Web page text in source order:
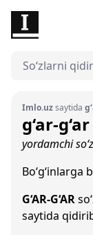
Imlo.uzsaytida
g‘ar-g‘ar
yordamchi
Bo‘g‘inlarga
G‘AR-G‘AR
saytida